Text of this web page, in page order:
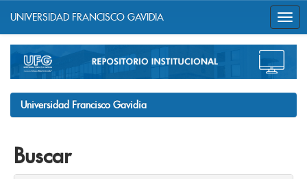
navigation
UNIVERSIDAD FRANCISCO GAVIDIA
Universidad Francisco Gavidia
Buscar